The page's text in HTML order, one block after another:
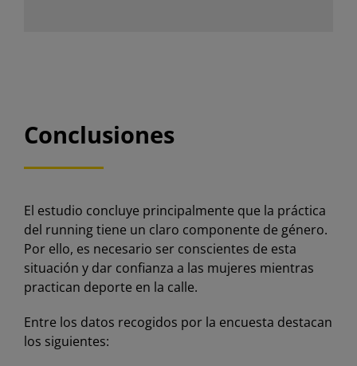
Conclusiones
El estudio concluye principalmente que la práctica
del running tiene un claro componente de género.
Por ello, es necesario ser conscientes de esta
situación y dar confianza a las mujeres mientras
practican deporte en la calle.
Entre los datos recogidos por la encuesta destacan
los siguientes: